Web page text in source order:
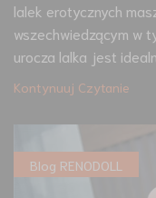
lalek erotycznych
wszechwiedzącym w
urocza lalka jest
Kontynuuj Czytanie
Blog RENODOLL